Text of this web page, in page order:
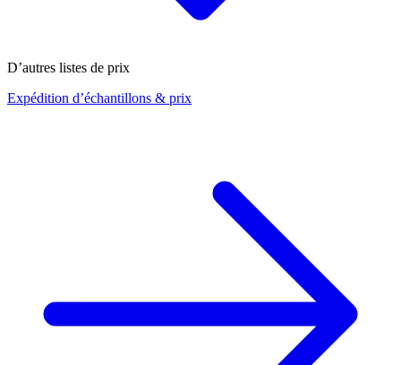
D’autres listes de prix
Expédition d’échantillons & prix